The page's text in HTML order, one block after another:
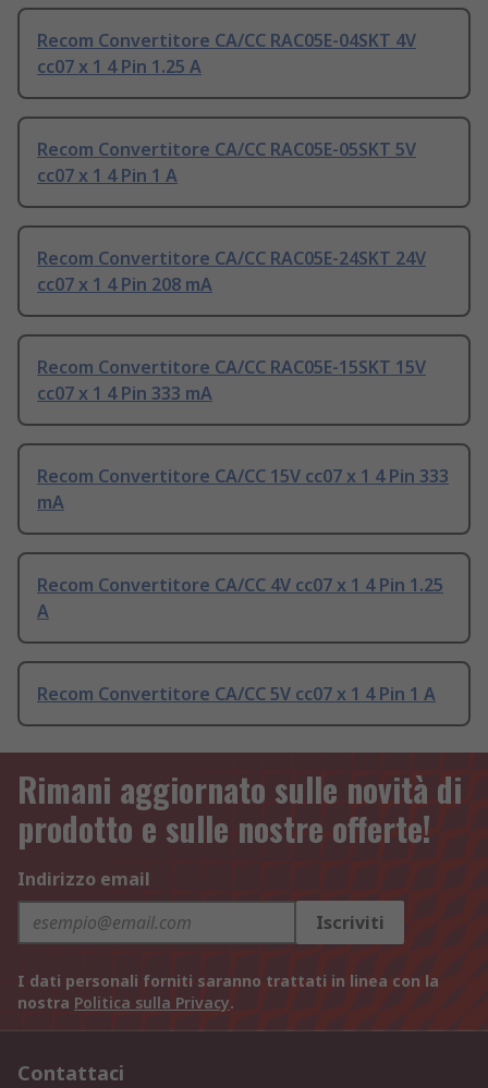
Recom Convertitore CA/CC RAC05E-04SKT 4V
cc07 x 1 4 Pin 1.25 A
Recom Convertitore CA/CC RAC05E-05SKT 5V
cc07 x 1 4 Pin 1 A
Recom Convertitore CA/CC RAC05E-24SKT 24V
cc07 x 1 4 Pin 208 mA
Recom Convertitore CA/CC RAC05E-15SKT 15V
cc07 x 1 4 Pin 333 mA
Recom Convertitore CA/CC 15V cc07 x 1 4 Pin 333
mA
Recom Convertitore CA/CC 4V cc07 x 1 4 Pin 1.25
A
Recom Convertitore CA/CC 5V cc07 x 1 4 Pin 1 A
Rimani aggiornato sulle novità di
prodotto e sulle nostre offerte!
Indirizzo email
Iscriviti
I dati personali forniti saranno trattati in linea con la
nostra Politica sulla Privacy.
Contattaci